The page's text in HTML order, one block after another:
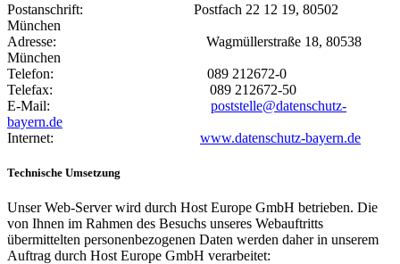
Postanschrift: Postfach 22 12 19, 80502
München
Adresse: Wagmüllerstraße 18, 80538
München
Telefon: 089 212672-0
Telefax: 089 212672-50
E-Mail: poststelle@datenschutz-
bayern.de
Internet: www.datenschutz-bayern.de
Technische Umsetzung
Unser Web-Server wird durch Host Europe GmbH betrieben. Die
von Ihnen im Rahmen des Besuchs unseres Webauftritts
übermittelten personenbezogenen Daten werden daher in unserem
Auftrag durch Host Europe GmbH verarbeitet: